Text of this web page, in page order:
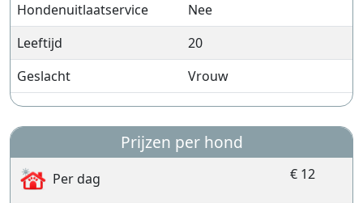
Hondenuitlaatservice
Nee
Leeftijd
20
Geslacht
Vrouw
Prijzen per hond
Per dag € 12